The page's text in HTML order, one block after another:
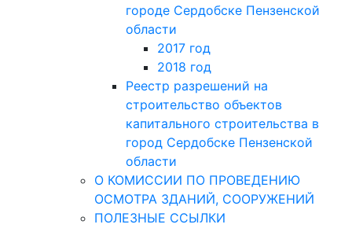
городе Сердобске Пензенской
области
2017 год
2018 год
Реестр разрешений на
строительство объектов
капитального строительства в
город Сердобске Пензенской
области
О КОМИССИИ ПО ПРОВЕДЕНИЮ
ОСМОТРА ЗДАНИЙ, СООРУЖЕНИЙ
ПОЛЕЗНЫЕ ССЫЛКИ